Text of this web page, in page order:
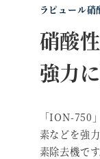
ラピュール
硝酸
強力
「ION-750
素などを強
素除去機です